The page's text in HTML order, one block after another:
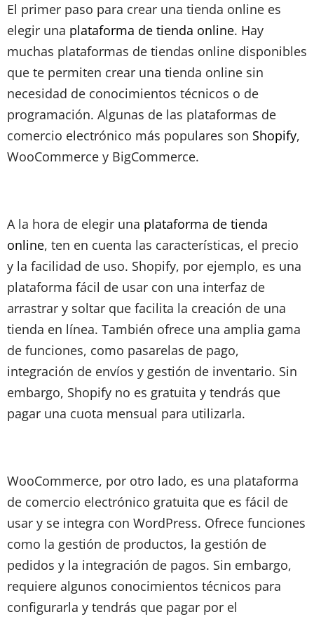
El primer paso para crear una tienda online es
elegir una plataforma de tienda online. Hay
muchas plataformas de tiendas online disponibles
que te permiten crear una tienda online sin
necesidad de conocimientos técnicos o de
programación. Algunas de las plataformas de
comercio electrónico más populares son Shopify,
WooCommerce y BigCommerce.
A la hora de elegir una plataforma de tienda
online, ten en cuenta las características, el precio
y la facilidad de uso. Shopify, por ejemplo, es una
plataforma fácil de usar con una interfaz de
arrastrar y soltar que facilita la creación de una
tienda en línea. También ofrece una amplia gama
de funciones, como pasarelas de pago,
integración de envíos y gestión de inventario. Sin
embargo, Shopify no es gratuita y tendrás que
pagar una cuota mensual para utilizarla.
WooCommerce, por otro lado, es una plataforma
de comercio electrónico gratuita que es fácil de
usar y se integra con WordPress. Ofrece funciones
como la gestión de productos, la gestión de
pedidos y la integración de pagos. Sin embargo,
requiere algunos conocimientos técnicos para
configurarla y tendrás que pagar por el